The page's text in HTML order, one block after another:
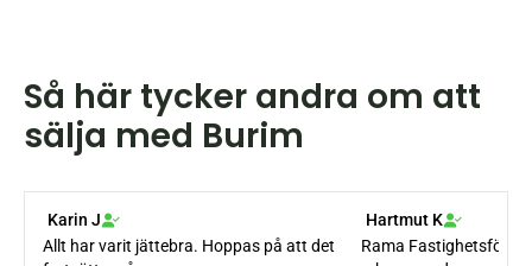
Så här tycker andra om att
sälja med Burim